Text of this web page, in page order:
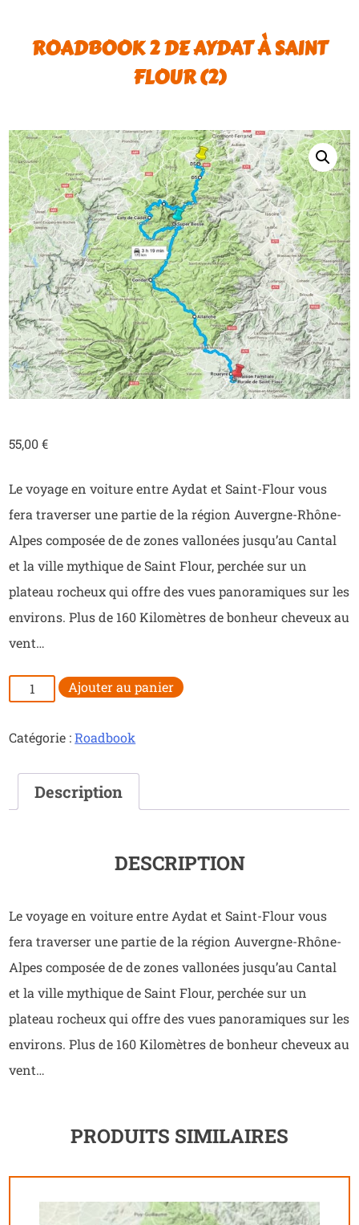
ROADBOOK 2 DE AYDAT À SAINT
FLOUR (2)
55,00€
Le voyage en voiture entre Aydat et Saint-Flour vous
fera traverser une partie de la région Auvergne-Rhône-
Alpes composée de de zones vallonées jusqu’au Cantal
et la ville mythique de Saint Flour, perchée sur un
plateau rocheux qui offre des vues panoramiques sur les
environs. Plus de 160 Kilomètres de bonheur cheveux au
vent…
quantité
de
2
AYDAT
Ajouter au panier
Catégorie :Roadbook
Description
DESCRIPTION
Le voyage en voiture entre Aydat et Saint-Flour vous
fera traverser une partie de la région Auvergne-Rhône-
Alpes composée de de zones vallonées jusqu’au Cantal
et la ville mythique de Saint Flour, perchée sur un
plateau rocheux qui offre des vues panoramiques sur les
environs. Plus de 160 Kilomètres de bonheur cheveux au
vent…
PRODUITS SIMILAIRES